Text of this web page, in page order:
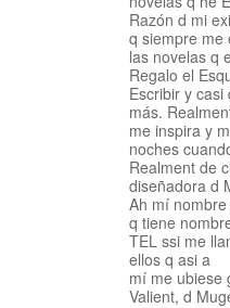
Razón d mi
q siempre me
las novelas q
Regalo el
Escribir y
más.
me inspira y
noches
Realment de
diseñadora d
Ah mí
q tiene
TEL ssi me
ellos q asi a
mí me ubiese
Valient, d